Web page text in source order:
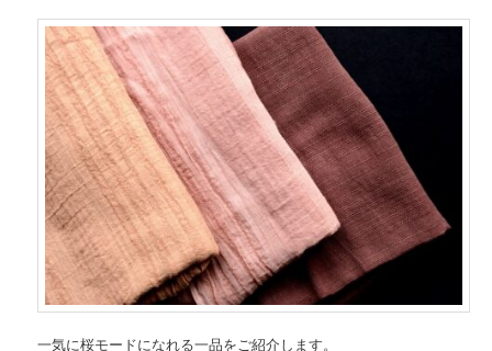
一気に桜モードになれる一品をご紹介します。